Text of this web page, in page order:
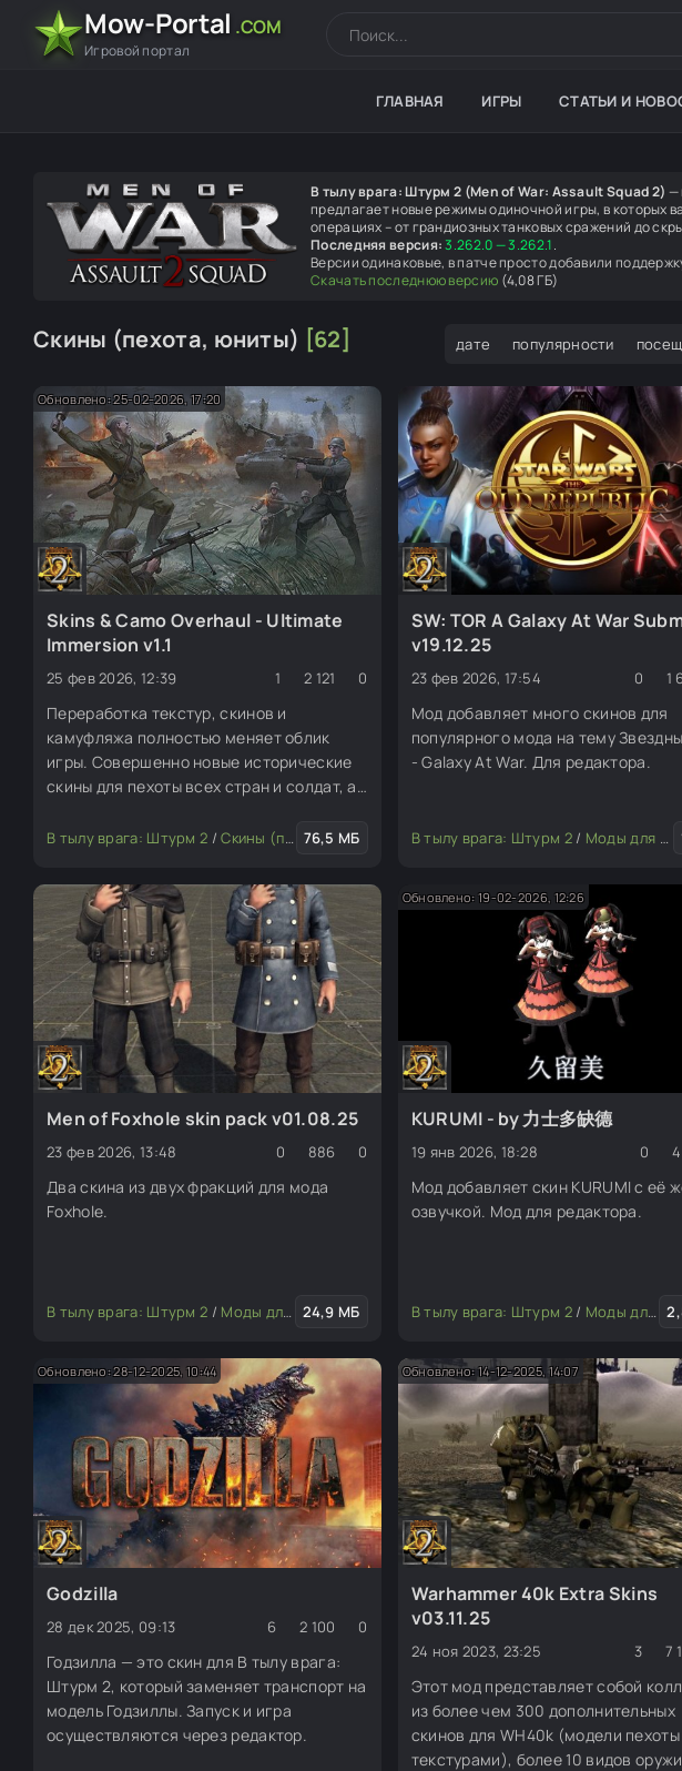
Mow-Portal .COM
Игровой портал
ГЛАВНАЯ ИГРЫ СТАТЬИ И
В тылу врага: Штурм 2 (Men of War: Assault Squad 2) —
предлагает новые режимы одиночной игры, в которых
операциях – от грандиозных танковых сражений до
Последняя версия:3.262.0 — 3.262.1.
Версии одинаковые, в патче просто добавили
Скачать последнюю версию (4,08 ГБ)
Скины (пехота, юниты) [62] дате популярности
Обновлено: 25-02-2026, 17:20
Skins & Camo Overhaul - Ultimate
Immersion v1.1
25 фев 2026, 12:39 1 2 121 0
Переработка текстур, скинов и
камуфляжа полностью меняет облик
игры. Совершенно новые исторические
скины для пехоты всех стран и солдат, а
согласованных вариантов камуфляжа
В тылу врага: Штурм 2 /Скины (пехота, юниты) Транспорт/Графика и текстуры/
76,5 МБ
SW: TOR A Galaxy At War
v19.12.25
23 фев 2026, 17:54 0 1
Мод добавляет много скинов для
популярного мода на тему
- Galaxy At War. Для редактора.
В тылу врага: Штурм 2/ Моды для редактора
Men of Foxhole skin pack v01.08.25
23 фев 2026, 13:48 0 886 0
Два скина из двух фракций для мода
Foxhole.
В тылу врага: Штурм 2 / Моды для редактора Скины (пехота, юниты)
24,9 МБ
Обновлено: 19-02-2026, 12:26
KURUMI - by 力士多缺德
19 янв 2026, 18:28 0
Мод добавляет скин KURUMI с её
озвучкой. Мод для редактора.
В тылу врага: Штурм 2/ Моды для редактора
Обновлено: 28-12-2025, 10:44
Godzilla
28 дек 2025, 09:13 6 2 100 0
Годзилла — это скин для В тылу врага:
Штурм 2, который заменяет транспорт на
модель Годзиллы. Запуск и игра
осуществляются через редактор.
Обновлено: 14-12-2025, 14:07
Warhammer 40k Extra Skins
v03.11.25
24 ноя 2023, 23:25 3 7
Этот мод представляет собой
из более чем 300 дополнительных
скинов для WH40k (модели пехоты
текстурами), более 10 видов